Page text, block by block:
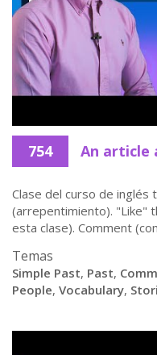
754 An article
Clase del curso de
(arrepentimiento). "Like"
esta clase). Comment
Temas
Simple Past, Past,
People, Vocabulary,